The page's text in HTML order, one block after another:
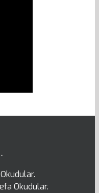
Okudular.